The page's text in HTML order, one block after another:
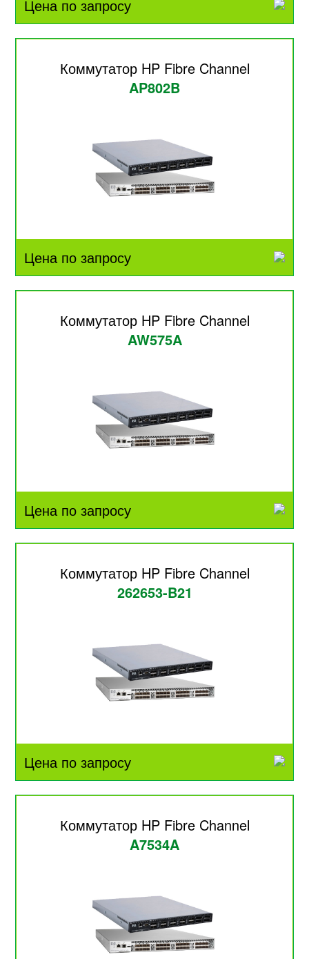
Цена по запросу
Коммутатор HP Fibre Channel
AP802B
Цена по запросу
Коммутатор HP Fibre Channel
AW575A
Цена по запросу
Коммутатор HP Fibre Channel
262653-B21
Цена по запросу
Коммутатор HP Fibre Channel
A7534A